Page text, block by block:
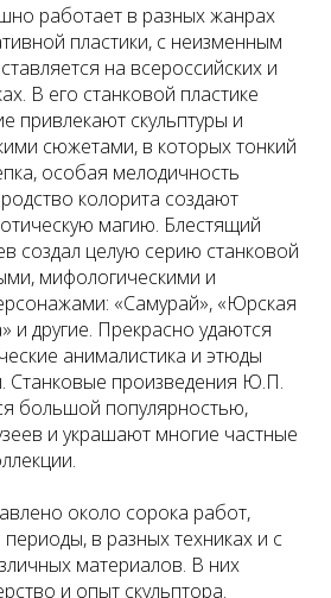
работает в разных жанрах
пластики, с неизменным
на всероссийских и
В его станковой пластике
привлекают скульптуры и
сюжетами, в которых тонкий
особая мелодичность
колорита создают
магию. Блестящий
создал целую серию станковой
мифологическими и
«Самурай», «Юрская
и другие. Прекрасно удаются
анималистика и этюды
Станковые произведения Ю.П.
большой популярностью,
и украшают многие частные
около сорока работ,
в разных техниках и с
материалов. В них
и опыт скульптора.